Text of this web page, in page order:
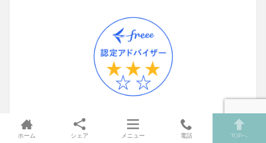
ホーム シェア メニュー 電話 TOPへ